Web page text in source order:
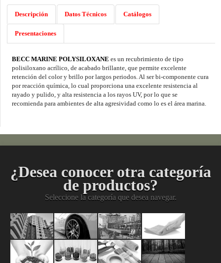
Descripción Datos Técnicos Catálogos
Presentaciones
BECC MARINE POLYSILOXANE es un recubrimiento de tipo
polisiloxano acrílico, de acabado brillante, que permite excelente
retención del color y brillo por largos periodos. Al ser bi-componente cura
por reacción química, lo cual proporciona una excelente resistencia al
rayado y pulido, y alta resistencia a los rayos UV, por lo que se
recomienda para ambientes de alta agresividad como lo es el área marina.
¿Desea conocer otra categoría
de productos?
Seleccione la categoría que desea navegar.
PinturasAcabados